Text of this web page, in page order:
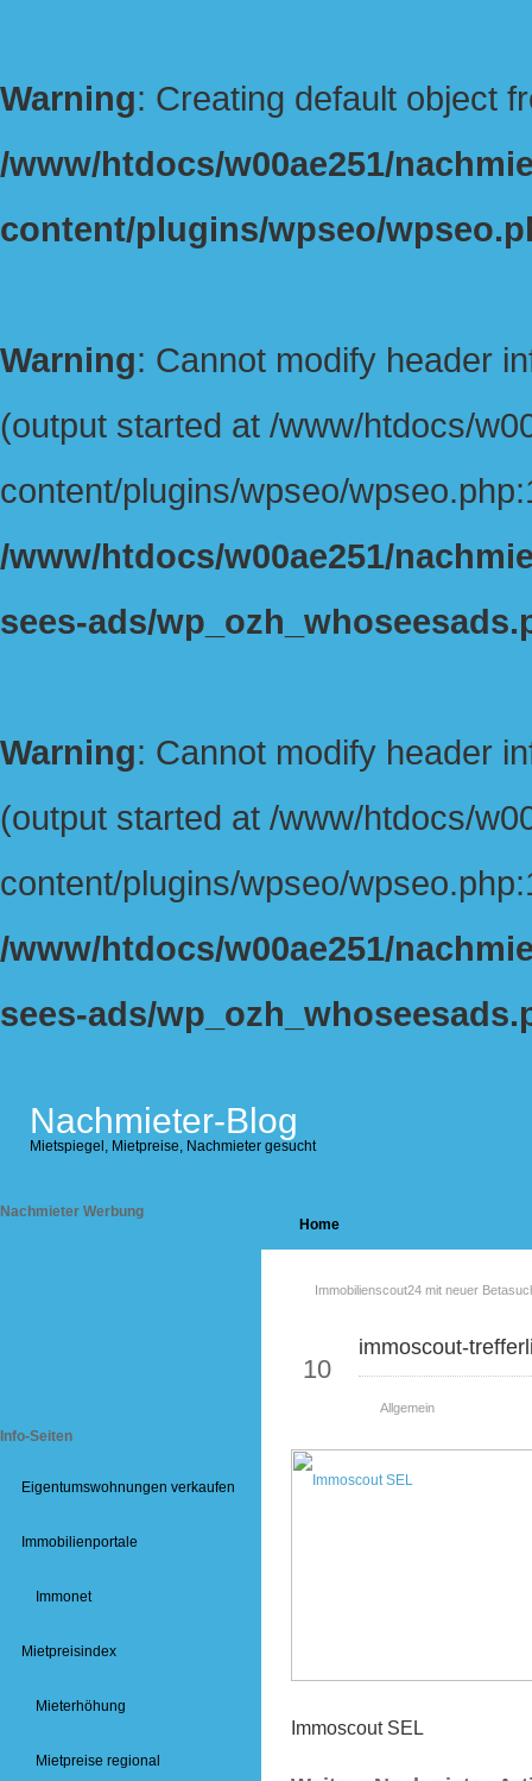
Warning: Creating default object
/www/htdocs/w00ae251/
content/plugins/wpseo/
Warning: Cannot modify header
(output started at /www/htdocs/
content/plugins/wpseo/
/www/htdocs/w00ae251/
sees-ads/
Warning: Cannot modify header
(output started at /www/htdocs/
content/plugins/wpseo/
/www/htdocs/w00ae251/
sees-ads/
Nachmieter-Blog
Mietspiegel, Mietpreise, Nachmieter gesucht
Nachmieter Werbung
Info-Seiten
Eigentumswohnungen verkaufen
Immobilienportale
Immonet
Mietpreisindex
Mieterhöhung
Mietpreise regional
Home
Immobilienscout24 mit neuer
10
immoscout-
Allgemein
Immoscout SEL